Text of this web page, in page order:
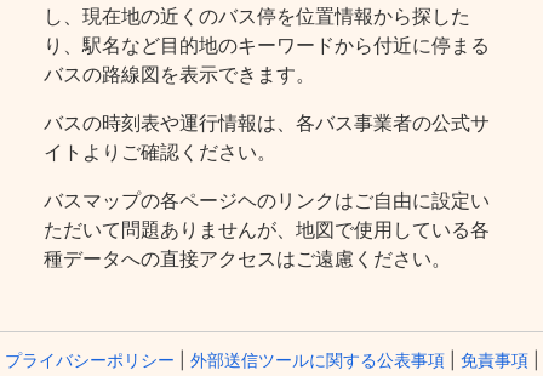
し、現在地の近くのバス停を位置情報から探した
り、駅名など目的地のキーワードから付近に停まる
バスの路線図を表示できます。
バスの時刻表や運行情報は、各バス事業者の公式サ
イトよりご確認ください。
バスマップの各ページヘのリンクはご自由に設定い
ただいて問題ありませんが、地図で使用している各
種データへの直接アクセスはご遠慮ください。
プライバシーポリシー 外部送信ツールに関する公表事項| 免責事項|